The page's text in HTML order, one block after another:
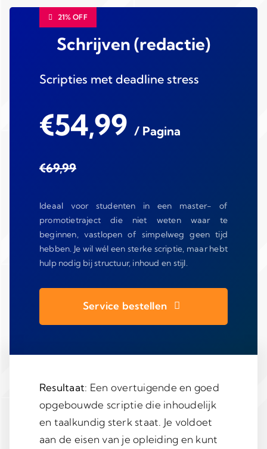
21% OFF
Schrijven (redactie)
Scripties met deadline stress
€54,99 / Pagina
€69,99
Ideaal voor studenten in een master- of
promotietraject die niet weten waar te
beginnen, vastlopen of simpelweg geen tijd
hebben. Je wil wél een sterke scriptie, maar hebt
hulp nodig bij structuur, inhoud en stijl.
Service bestellen
Resultaat: Een overtuigende en goed
opgebouwde scriptie die inhoudelijk
en taalkundig sterk staat. Je voldoet
aan de eisen van je opleiding en kunt